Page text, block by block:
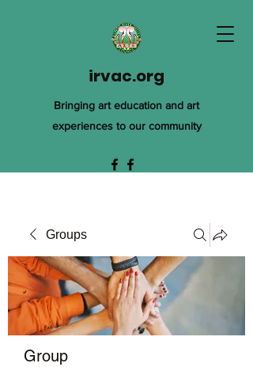
irvac.org
Bringing art education and art
experiences to our community
Groups
Group